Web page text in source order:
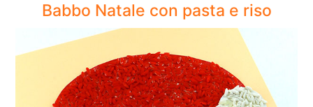
Babbo Natale con pasta e riso